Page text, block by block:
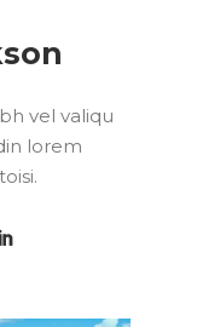
vel valiqu
lorem